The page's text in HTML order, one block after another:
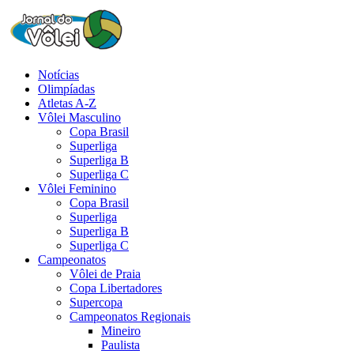
Notícias
Olimpíadas
Atletas A-Z
Vôlei Masculino
Copa Brasil
Superliga
Superliga B
Superliga C
Vôlei Feminino
Copa Brasil
Superliga
Superliga B
Superliga C
Campeonatos
Vôlei de Praia
Copa Libertadores
Supercopa
Campeonatos Regionais
Mineiro
Paulista